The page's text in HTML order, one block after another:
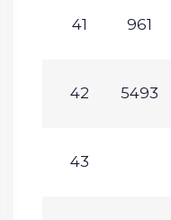
41 961
42 5493
43